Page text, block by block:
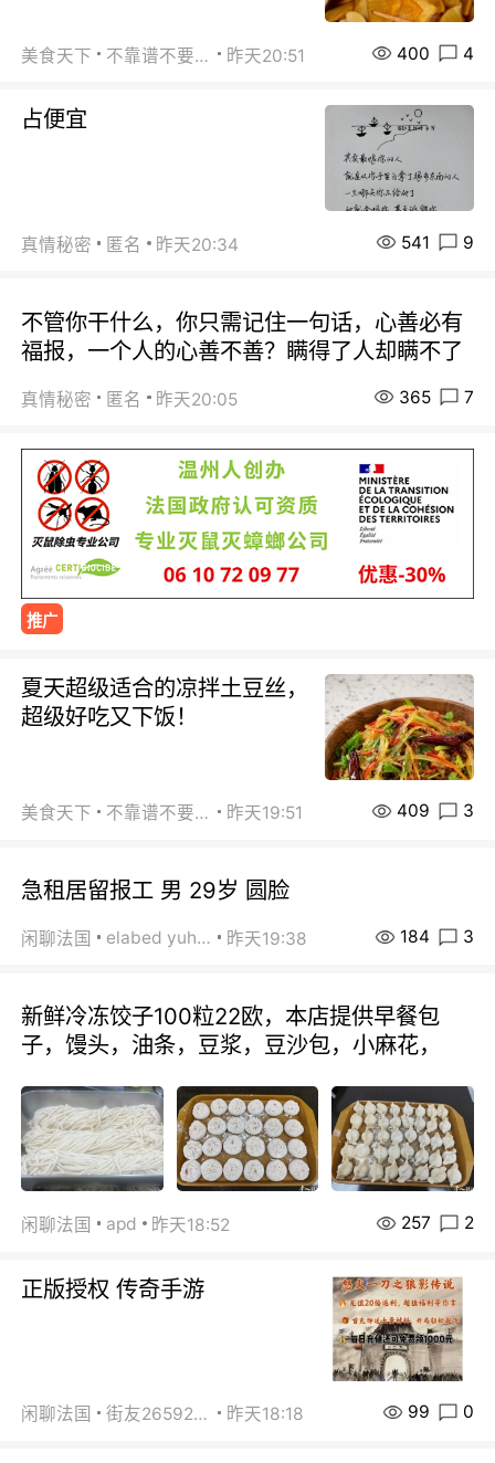
美食天下 不靠谱不要联系 昨天20:51 400 4
占便宜
真情秘密 匿名 昨天20:34 541 9
不管你干什么，你只需记住一句话，心善必有
福报，一个人的心善不善？瞒得了人却瞒不了
真情秘密 匿名 昨天20:05 365 7
推广
夏天超级适合的凉拌土豆丝，
超级好吃又下饭！
美食天下 不靠谱不要联系 昨天19:51 409 3
急租居留报工 男 29岁 圆脸
闲聊法国 elabed yuhua 昨天19:38 184 3
新鲜冷冻饺子100粒22欧，本店提供早餐包
子，馒头，油条，豆浆，豆沙包，小麻花，
闲聊法国 apd 昨天18:52 257 2
正版授权 传奇手游
闲聊法国 街友26592800 昨天18:18 99 0